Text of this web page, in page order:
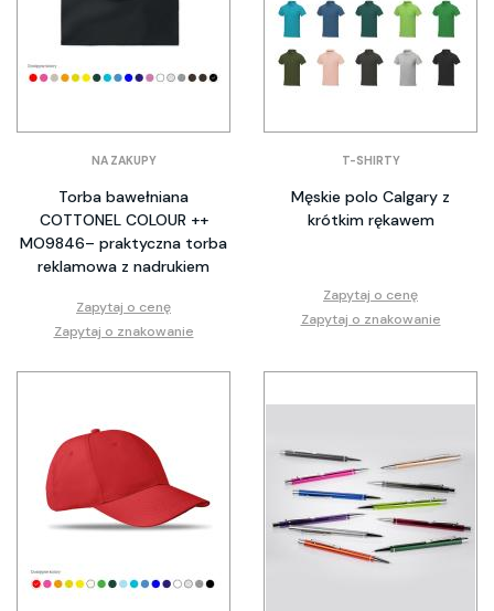
NA ZAKUPY
Torba bawełniana
COTTONEL COLOUR ++
MO9846– praktyczna torba
reklamowa z nadrukiem
Zapytaj o cenę
Zapytaj o znakowanie
T-SHIRTY
Męskie polo Calgary z
krótkim rękawem
Zapytaj o cenę
Zapytaj o znakowanie